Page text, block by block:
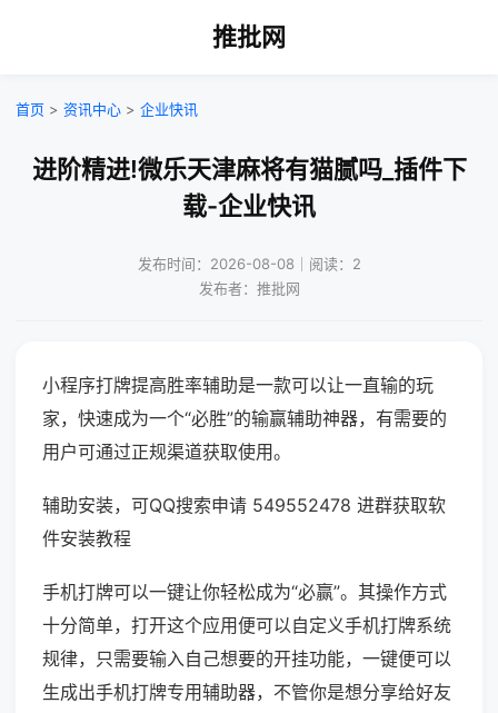
推批网
首页 > 资讯中心 > 企业快讯
进阶精进!微乐天津麻将有猫腻吗_插件下
载-企业快讯
发布时间：2026-08-08｜阅读：2
发布者：推批网
小程序打牌提高胜率辅助是一款可以让一直输的玩
家，快速成为一个“必胜”的输赢辅助神器，有需要的
用户可通过正规渠道获取使用。
辅助安装，可QQ搜索申请 549552478 进群获取软
件安装教程
手机打牌可以一键让你轻松成为“必赢”。其操作方式
十分简单，打开这个应用便可以自定义手机打牌系统
规律，只需要输入自己想要的开挂功能，一键便可以
生成出手机打牌专用辅助器，不管你是想分享给好友